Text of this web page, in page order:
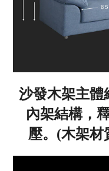
沙發木架主體
內架結構，
壓。(木架材